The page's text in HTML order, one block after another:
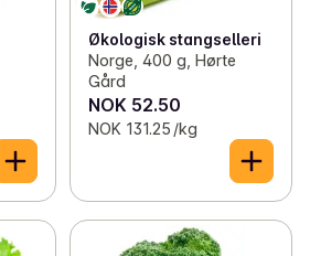
Økologisk stangselleri
Norge, 400 g, Hørte
Gård
NOK 52.50
NOK 131.25 /kg